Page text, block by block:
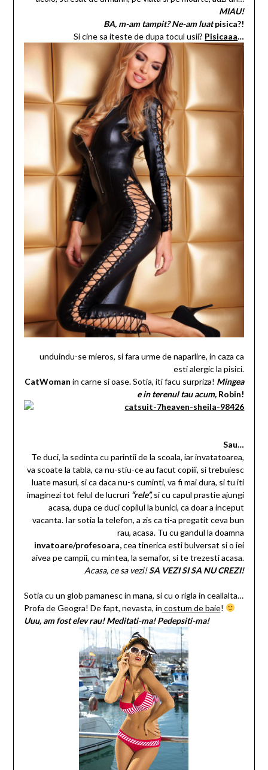
MIAU!
BA, m-am tampit? Ne-am luatpisica?!
Si cine sa iteste de dupa tocul usii? Pisicaaa…
unduindu-se mieros, si fara urme de naparlire, in caza ca
esti alergic la pisici.
CatWoman in carne si oase. Sotia, iti facu surpriza! Mingea
e in terenul tau acum, Robin!
Sau…
Te duci, la sedinta cu parintii de la scoala, iar invatatoarea,
va scoate la tabla, ca nu-stiu-ce au facut copiii, si trebuiesc
luate masuri, si ca daca nu-s cuminti, va fi mai dura, si tu iti
imaginezi tot felul de lucruri “rele”, si cu capul prastie ajungi
acasa, dupa ce duci copilul la bunici, ca doar a inceput
vacanta. Iar sotia la telefon, a zis ca ti-a pregatit ceva bun
rau, acasa. Tu cu gandul la doamna
invatoare/profesoara,cea tinerica esti bulversat si o iei
aivea pe campii, cu mintea, la semafor, si te trezesti acasa.
Acasa, ce sa vezi!SA VEZI SI SA NU CREZI!
Sotia cu un glob pamanesc in mana, si cu o rigla in ceallalta…
Profa de Geogra! De fapt, nevasta, in costum de baie!
Uuu, am fost elev rau! Meditati-ma! Pedepsiti-ma!